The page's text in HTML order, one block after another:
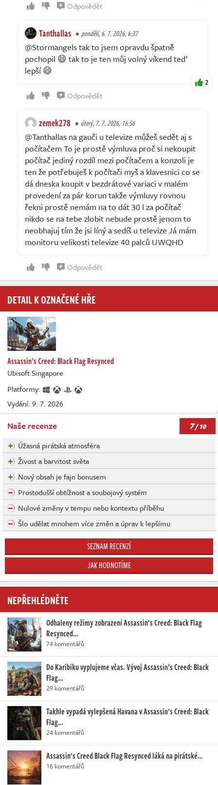
Odpovědět
Tanthallas pondělí, 6. 7. 2026, 6:37
@Stormangels tak to jsem opravdu špatně
pochopil 😄 tak to je ten můj volný víkend teď
lepší 😄
2
Odpovědět
zemek278 úterý, 7. 7. 2026, 16:56
@Tanthallas na gauči u televize můžeš sedět aj s
počítačem To je prostě výmluva proč si nekoupit
počítač jediný rozdíl mezi počítačem a konzoli je
ten že potřebuješ k počítači myš a klavesnici co se
dá dneska koupit v bezdrátové variaci v malém
provedení za pár korun takže výmluvy rovnou
řekni prostě nemám na to dát 30 l za počítač
nikdo se na tebe zlobit nebude prostě jenom to
neobhajuj tím že jsi líný a sedíš u televize Já mám
monitoru velikosti televize 40 palců UWQHD
Odpovědět
DETAIL K OZNAČENÉ HŘE
Assassin’s Creed: Black Flag Resynced
Ubisoft Singapore
Platformy:
Vydání: 9. 7. 2026
Naše recenze 7/ 10
Úžasná pirátská atmosféra
Živost a barvitost světa
Nový obsah je fajn bonusem
Prostodušší obtížnost a soubojový systém
Nulové změny v tempu nebo kontextu příběhu
Šlo udělat mnohem více změn a úprav k lepšímu
SEZNAM RECENZÍ
JAK HODNOTÍME
NEPŘEHLÉDNĚTE
Odhaleny režimy zobrazení Assassin's Creed: Black Flag
Resynced…
74 komentářů
Do Karibiku vyplujeme včas. Vývoj Assassin’s Creed: Black
Flag…
29 komentářů
Takhle vypadá vylepšená Havana v Assassin's Creed: Black
Flag…
24 komentářů
Assassin's Creed Black Flag Resynced láká na pirátské…
16 komentářů